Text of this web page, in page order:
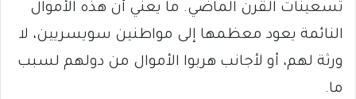
تسعينات القرن الماضي. ما يعني أن هذه الأموال
النائمة يعود معظمها إلى مواطنين سويسريين، لا
ورثة لهم، أو لأجانب هربوا الأموال من دولهم لسبب
ما.